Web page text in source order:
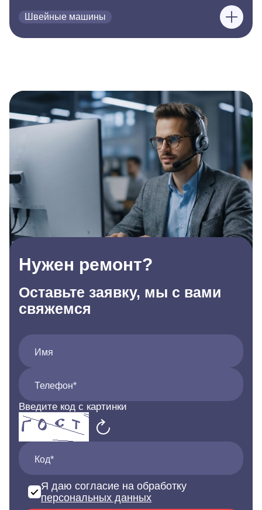
Швейные машины
Нужен ремонт?
Оставьте заявку, мы с вами
свяжемся
Имя
Телефон*
Введите код с картинки
Код*
Я даю согласие на обработку
персональных данных